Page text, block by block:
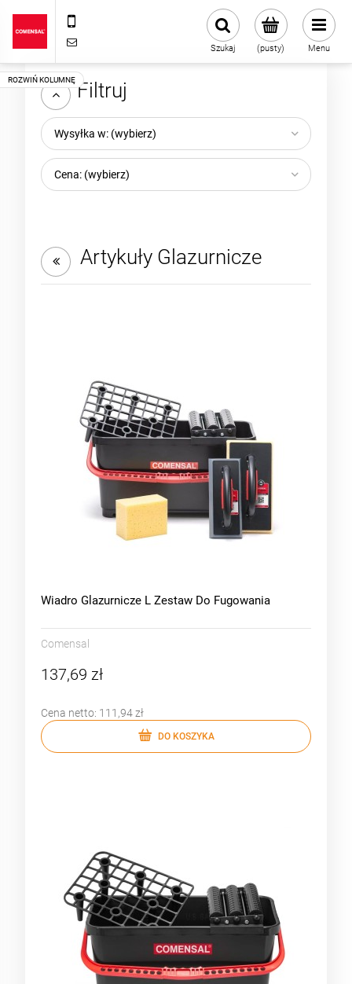
(pusty)
Szukaj Menu
Filtruj
Wysyłka w: (wybierz)
Cena: (wybierz)
Artykuły Glazurnicze
Wiadro Glazurnicze L Zestaw Do Fugowania
Comensal
137,69 zł
Cena netto: 111,94 zł
DO KOSZYKA